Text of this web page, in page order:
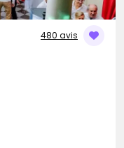
480 avis